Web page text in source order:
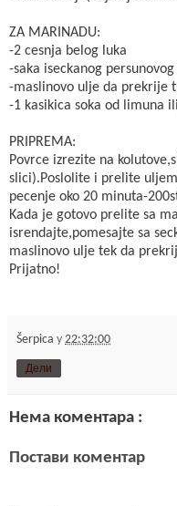
ZA MARINADU:
-2 cesnja belog luka
-saka iseckanog persunovog
-maslinovo ulje da prekrije
-1 kasikica soka od limuna
PRIPREMA:
Povrce izrezite na
slici).Poslolite i prelite
pecenje oko 20 minuta-
Kada je gotovo prelite sa
isrendajte,pomesajte sa
maslinovo ulje tek da
Prijatno!
Šerpica у 22:32:00
Дели
Нема коментара :
Постави коментар